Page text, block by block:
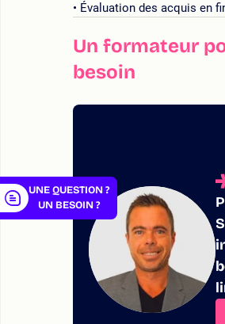
Évaluation des acquis en
Un formateur
besoin
UNE QUESTION ?
UN BESOIN ?